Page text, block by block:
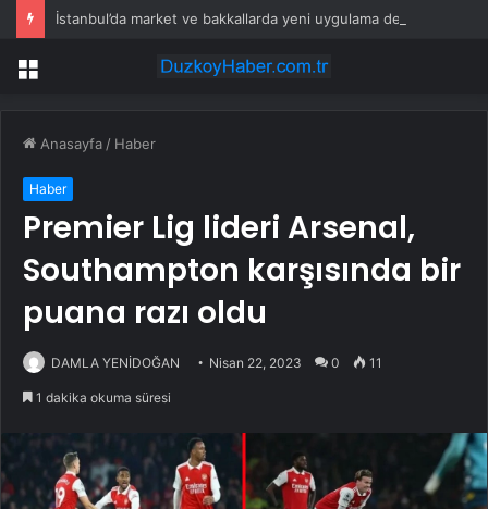
Menü
Anasayfa / Haber
Haber
Premier Lig lideri Arsenal,
Southampton karşısında bir
puana razı oldu
DAMLA YENİDOĞAN Nisan 22, 2023 0 11
1 dakika okuma süresi